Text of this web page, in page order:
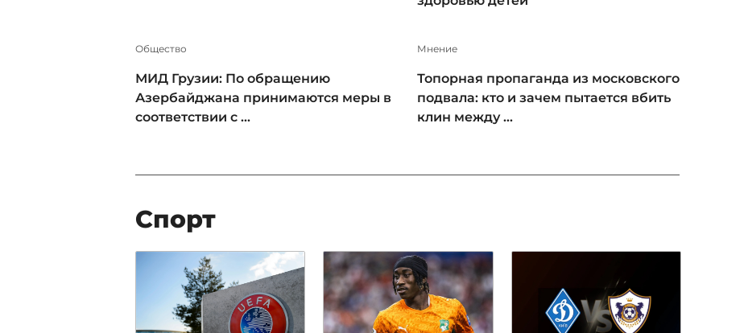
Общество
МИД Грузии: По обращению
Азербайджана принимаются меры в
соответствии с ...
Мнение
Топорная пропаганда из московского
подвала: кто и зачем пытается вбить
клин между ...
Спорт